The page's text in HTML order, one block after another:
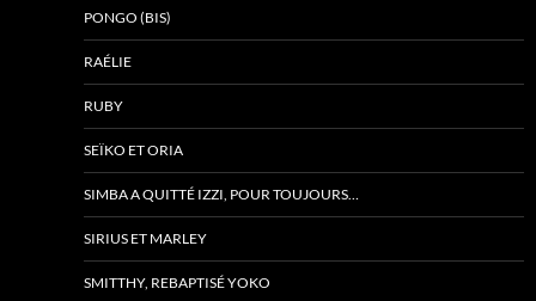
PONGO (BIS)
RAÉLIE
RUBY
SEÏKO ET ORIA
SIMBA A QUITTÉ IZZI, POUR TOUJOURS…
SIRIUS ET MARLEY
SMITTHY, REBAPTISÉ YOKO